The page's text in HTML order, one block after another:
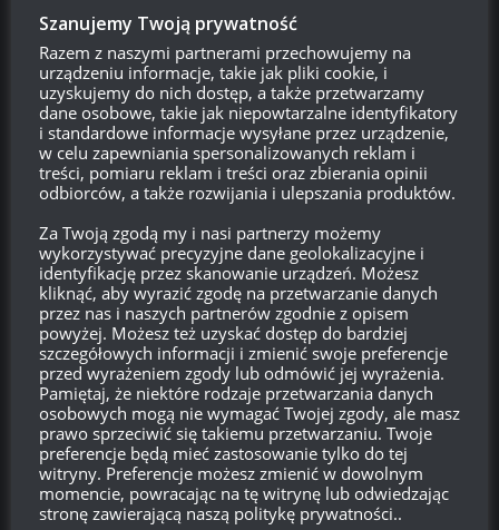
Prsoto z Supertestu: Zmiany parametrów
AMX 29 Bélier
14:23, 6 LIPCA 2026
PROSTO Z SUPERTESTU/WORLD OF TANKS
VK 45.01 (P) – kolejny pojazd z współpracy
z Girls und Panzer?
14:15, 6 LIPCA 2026
LEAK/ PATCHE/WORLD OF TANKS
Miesiąc w WoT: Lipiec, czyli co nasz czeka w
najbliższym miesiącu w grze?
21:09, 2 LIPCA 2026
PATCHE/WORLD OF TANKS
Patch 2.3.1: Kolczatka – opis i screeny
16:15, 29 CZERWCA 2026
PATCHE/WORLD OF TANKS
Patch 2.3.1: 63TP Rycerski – opis i screeny
16:08, 29 CZERWCA 2026
Szanujemy Twoją prywatność
Razem z naszymi partnerami przechowujemy na
urządzeniu informacje, takie jak pliki cookie, i
uzyskujemy do nich dostęp, a także przetwarzamy
dane osobowe, takie jak niepowtarzalne identyfikatory
i standardowe informacje wysyłane przez urządzenie,
w celu zapewniania spersonalizowanych reklam i
treści, pomiaru reklam i treści oraz zbierania opinii
odbiorców, a także rozwijania i ulepszania produktów.
Za Twoją zgodą my i nasi partnerzy możemy
wykorzystywać precyzyjne dane geolokalizacyjne i
identyfikację przez skanowanie urządzeń. Możesz
kliknąć, aby wyrazić zgodę na przetwarzanie danych
przez nas i naszych partnerów zgodnie z opisem
powyżej. Możesz też uzyskać dostęp do bardziej
szczegółowych informacji i zmienić swoje preferencje
przed wyrażeniem zgody lub odmówić jej wyrażenia.
Pamiętaj, że niektóre rodzaje przetwarzania danych
osobowych mogą nie wymagać Twojej zgody, ale masz
prawo sprzeciwić się takiemu przetwarzaniu. Twoje
preferencje będą mieć zastosowanie tylko do tej
witryny. Preferencje możesz zmienić w dowolnym
momencie, powracając na tę witrynę lub odwiedzając
stronę zawierającą naszą politykę prywatności..